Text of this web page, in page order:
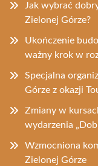
Jak wybrać
Zielonej Górze?
Ukończenie
ważny krok w
Specjalna
Górze z okazji
Zmiany w
wydarzenia
Wzmocniona
Zielonej Górze